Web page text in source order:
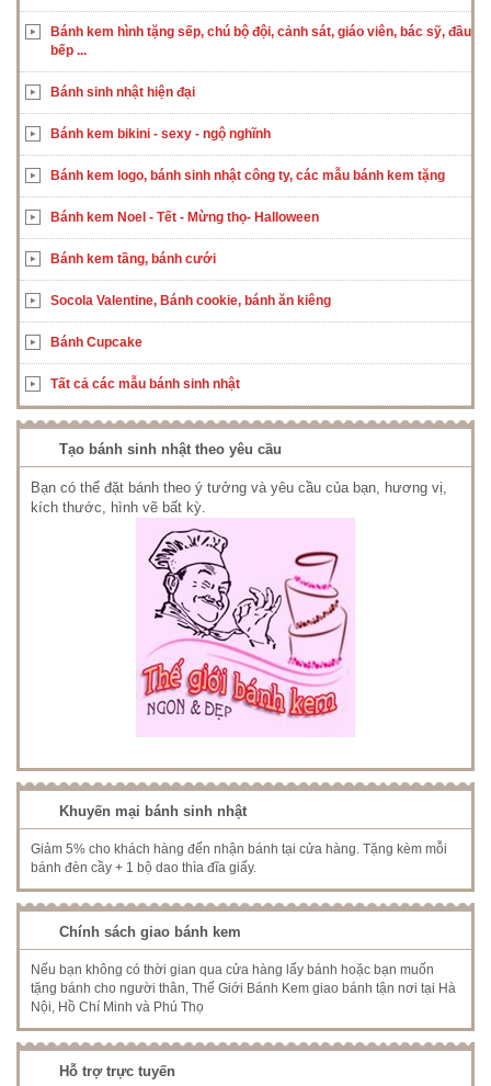
Bánh kem hình tặng sếp, chú bộ đội, cảnh sát, giáo viên, bác sỹ, đầu
bếp ...
Bánh sinh nhật hiện đại
Bánh kem bikini - sexy - ngộ nghĩnh
Bánh kem logo, bánh sinh nhật công ty, các mẫu bánh kem tặng
Bánh kem Noel - Tết - Mừng thọ- Halloween
Bánh kem tầng, bánh cưới
Socola Valentine, Bánh cookie, bánh ăn kiêng
Bánh Cupcake
Tất cả các mẫu bánh sinh nhật
Tạo bánh sinh nhật theo yêu cầu
Bạn có thể đặt bánh theo ý tưởng và yêu cầu của bạn, hương vị,
kích thước, hình vẽ bất kỳ.
Khuyến mại bánh sinh nhật
Giảm 5% cho khách hàng đến nhận bánh tại cửa hàng. Tặng kèm mỗi
bánh đèn cầy + 1 bộ dao thìa đĩa giấy.
Chính sách giao bánh kem
Nếu bạn không có thời gian qua cửa hàng lấy bánh hoặc bạn muốn
tặng bánh cho người thân, Thế Giới Bánh Kem giao bánh tận nơi tại Hà
Nội, Hồ Chí Minh và Phú Thọ
Hỗ trợ trực tuyến